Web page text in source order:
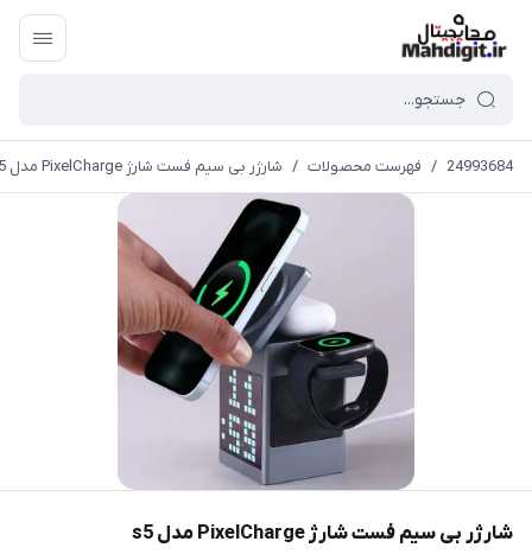
24993684
/ فهرست محصولات / شارژر بی سیم فست شارژ PixelCharge مدل s5
شارژر بی سیم فست شارژ PixelCharge مدل s5